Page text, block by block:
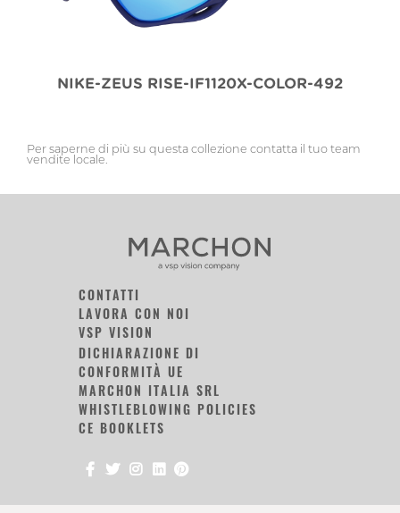
NIKE-ZEUS RISE-IF1120X-COLOR-492
Per saperne di più su questa collezione contatta il tuo team
vendite locale.
CONTATTI
LAVORA CON NOI
VSP VISION
DICHIARAZIONE DI
CONFORMITÀ UE
MARCHON ITALIA SRL
WHISTLEBLOWING POLICIES
CE BOOKLETS